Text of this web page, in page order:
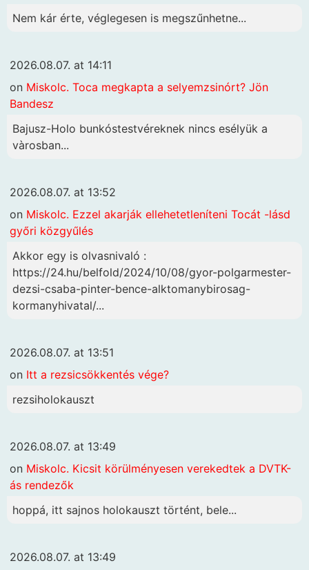
Nem kár érte, véglegesen is megszűnhetne...
2026.08.07. at 14:11
on Miskolc. Toca megkapta a selyemzsinórt? Jön
Bandesz
Bajusz-Holo bunkóstestvéreknek nincs esélyük a
vàrosban...
2026.08.07. at 13:52
on Miskolc. Ezzel akarják ellehetetleníteni Tocát -lásd
győri közgyűlés
Akkor egy is olvasnivaló :
https://24.hu/belfold/2024/10/08/gyor-polgarmester-
dezsi-csaba-pinter-bence-alktomanybirosag-
kormanyhivatal/...
2026.08.07. at 13:51
on Itt a rezsicsökkentés vége?
rezsiholokauszt
2026.08.07. at 13:49
on Miskolc. Kicsit körülményesen verekedtek a DVTK-
ás rendezők
hoppá, itt sajnos holokauszt történt, bele...
2026.08.07. at 13:49